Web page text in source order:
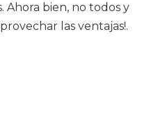
Ahora bien, no todos y
las ventajas!.